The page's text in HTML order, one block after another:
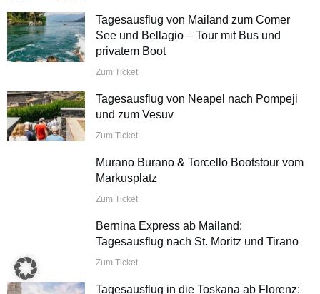
Tagesausflug von Mailand zum Comer
See und Bellagio – Tour mit Bus und
privatem Boot
Zum Ticket
Tagesausflug von Neapel nach Pompeji
und zum Vesuv
Zum Ticket
Murano Burano & Torcello Bootstour vom
Markusplatz
Zum Ticket
Bernina Express ab Mailand:
Tagesausflug nach St. Moritz und Tirano
Zum Ticket
Tagesausflug in die Toskana ab Florenz: